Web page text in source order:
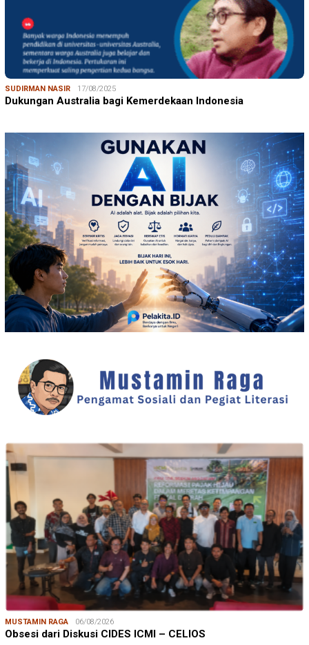
SUDIRMAN NASIR 17/08/2025
Dukungan Australia bagi Kemerdekaan Indonesia
MUSTAMIN RAGA 06/08/2026
Obsesi dari Diskusi CIDES ICMI – CELIOS